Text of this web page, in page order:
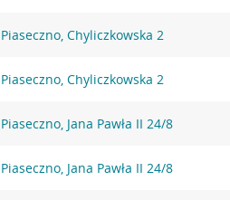
Piaseczno, Chyliczkowska 2
Piaseczno, Chyliczkowska 2
Piaseczno, Jana Pawła II 24/8
Piaseczno, Jana Pawła II 24/8